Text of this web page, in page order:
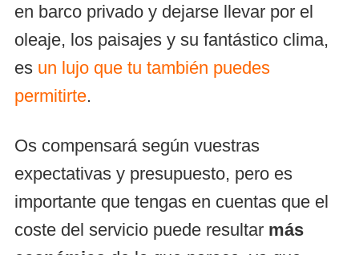
en barco privado y dejarse llevar por el
oleaje, los paisajes y su fantástico clima,
es un lujo que tu también puedes
permitirte.
Os compensará según vuestras
expectativas y presupuesto, pero es
importante que tengas en cuentas que el
coste del servicio puede resultar más